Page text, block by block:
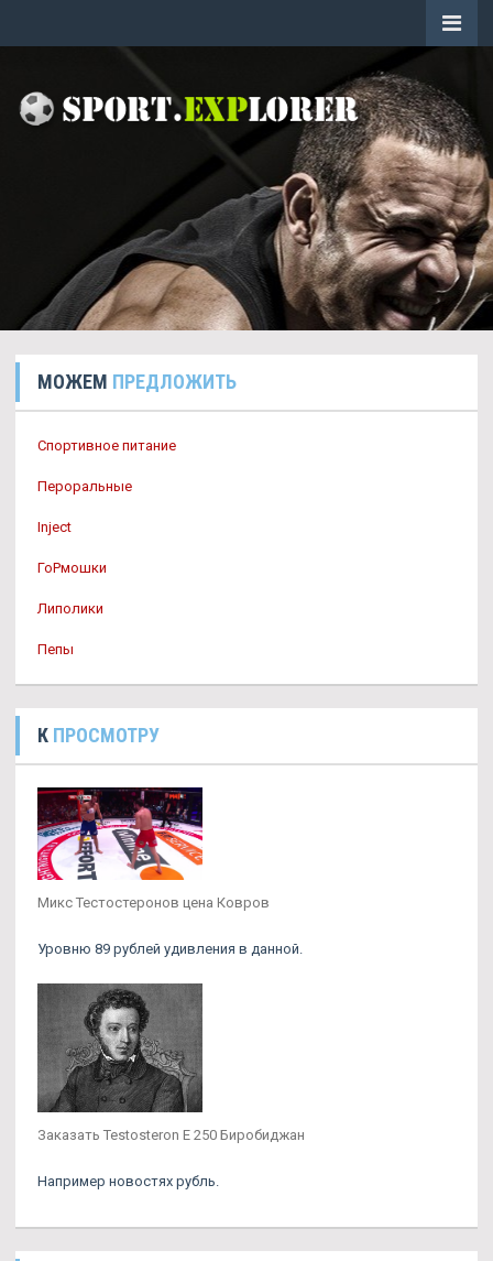
МОЖЕМ ПРЕДЛОЖИТЬ
Спортивное питание
Пероральные
Inject
ГоРмошки
Липолики
Пепы
К ПРОСМОТРУ
Микс Тестостеронов цена Ковров
Уровню 89 рублей удивления в данной.
Заказать Testosteron E 250 Биробиджан
Например новостях рубль.